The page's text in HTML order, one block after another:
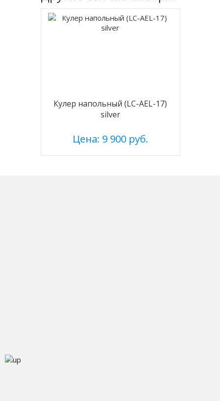
Кулер напольный (LC-AEL-17)
silver
Цена: 9 900 руб.